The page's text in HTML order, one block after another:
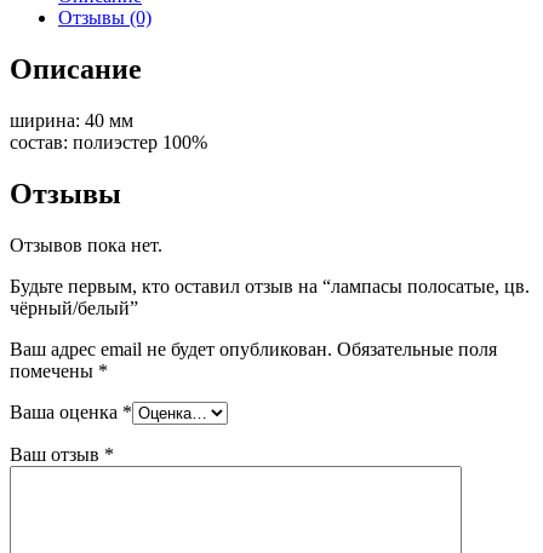
Отзывы (0)
Описание
ширина: 40 мм
состав: полиэстер 100%
Отзывы
Отзывов пока нет.
Будьте первым, кто оставил отзыв на “лампасы полосатые, цв.
чёрный/белый”
Ваш адрес email не будет опубликован. Обязательные поля
помечены *
Ваша оценка *
Ваш отзыв *